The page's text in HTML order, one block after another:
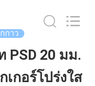
กาว
PSD 20 มม.
กอร์โปร่งใส